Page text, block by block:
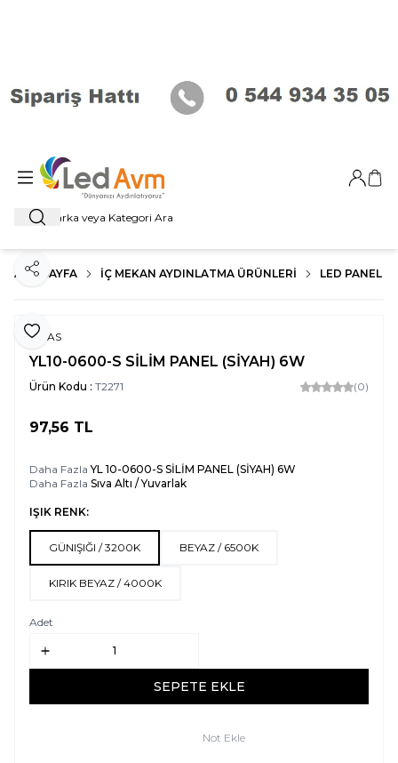
Ara
Giriş
ANA SAYFA İÇ MEKAN AYDINLATMA ÜRÜNLERI LED PANEL
Favoriye Ekle
Paylaş
NOAS
YL10-0600-S SİLİM PANEL (SİYAH) 6W
Ürün Kodu : T2271 (0)
97,56 TL
Daha FazlaYL 10-0600-S SİLİM PANEL (SİYAH) 6W
Daha Fazla Sıva Altı / Yuvarlak
IŞIK RENK:
GÜNIŞIĞI / 3200K BEYAZ / 6500K
KIRIK BEYAZ / 4000K
Adet
SEPETE EKLE
Not Ekle